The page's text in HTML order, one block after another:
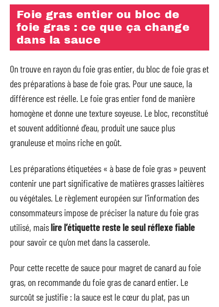
Foie gras entier ou bloc de
foie gras : ce que ça change
dans la sauce
On trouve en rayon du foie gras entier, du bloc de foie gras et
des préparations à base de foie gras. Pour une sauce, la
différence est réelle. Le foie gras entier fond de manière
homogène et donne une texture soyeuse. Le bloc, reconstitué
et souvent additionné d’eau, produit une sauce plus
granuleuse et moins riche en goût.
Les préparations étiquetées « à base de foie gras » peuvent
contenir une part significative de matières grasses laitières
ou végétales. Le règlement européen sur l’information des
consommateurs impose de préciser la nature du foie gras
utilisé, maislire l’étiquette reste le seul réflexe fiable
pour savoir ce qu’on met dans la casserole.
Pour cette recette de sauce pour magret de canard au foie
gras, on recommande du foie gras de canard entier. Le
surcoût se justifie : la sauce est le cœur du plat, pas un